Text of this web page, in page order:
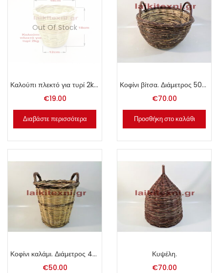
Out Of Stock
Καλούπι πλεκτό για τυρί 2kg.
€19.00
Διαβάστε περισσότερα
Κοφίνι βίτσα. Διάμετρος 50cm.
€70.00
Προσθήκη στο καλάθι
Κοφίνι καλάμι. Διάμετρος 45cm.
€50.00
Κυψέλη.
€70.00